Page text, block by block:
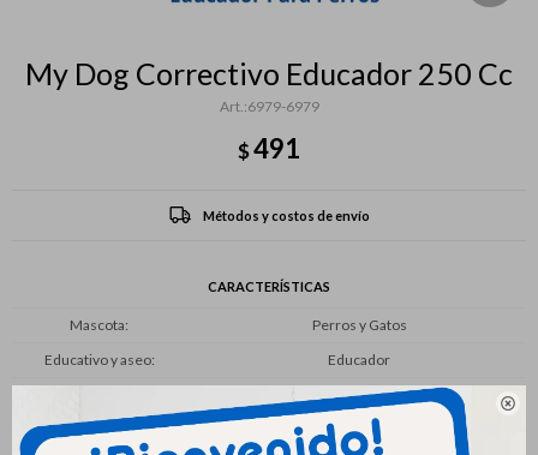

My Dog Correctivo Educador 250 Cc
6979-6979
$491
Métodos y costos de envío
CARACTERÍSTICAS
Mascota
Perros y Gatos
Educativo y aseo
Educador
Productos que te pueden interesar